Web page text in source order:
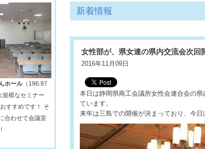
新着情報
女性部が、県女連の県内交流会次回
2016年11月09日
本日は静岡県商工会議所女性会連合会の
ています。
来年は三島での開催が決まっており、今
ホール（196.97
規模なセミナー
すすめです！ そ
合わせて会議室